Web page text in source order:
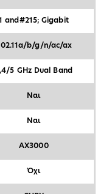
and#215; Gigabit
b/g/n/ac/ax
5 GHz Dual Band
Ναι
Ναι
AX3000
Όχι